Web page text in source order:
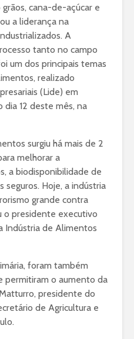
cana-de-açúcar e
a liderança na
A
tanto no campo
um dos principais temas
realizado
(Lide) em
dia 12 deste mês, na
surgiu há mais de 2
melhorar a
a biodisponibilidade de
Hoje, a indústria
grande contra
o presidente executivo
Indústria de Alimentos
foram também
permitiram o aumento da
presidente do
de Agricultura e